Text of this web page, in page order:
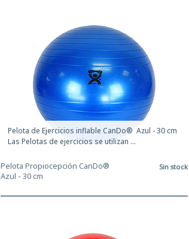
Pelota de Ejercicios inflable CanDo® Azul - 30 cm
Las Pelotas de ejercicios se utilizan ...
Pelota Propiocepción CanDo®
Azul - 30 cm
Sin stock